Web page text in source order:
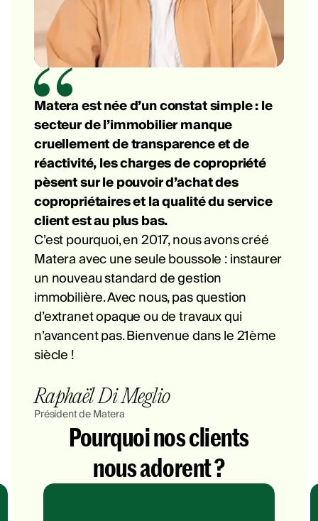
Matera est née d’un constat simple : le
secteur de l’immobilier manque
cruellement de transparence et de
réactivité, les charges de copropriété
pèsent sur le pouvoir d’achat des
copropriétaires et la qualité du service
client est au plus bas.
C’est pourquoi, en 2017, nous avons créé
Matera avec une seule boussole : instaurer
un nouveau standard de gestion
immobilière. Avec nous, pas question
d’extranet opaque ou de travaux qui
n’avancent pas. Bienvenue dans le 21ème
siècle !
Raphaël Di Meglio
Président de Matera
Pourquoi nos clients
nous adorent ?